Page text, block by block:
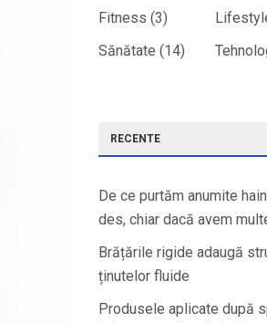
Fitness (3)
Sănătate (14)
RECENTE
De ce purtăm anumite
des, chiar dacă avem
Brățările rigide adaugă
ținutelor fluide
Produsele aplicate după